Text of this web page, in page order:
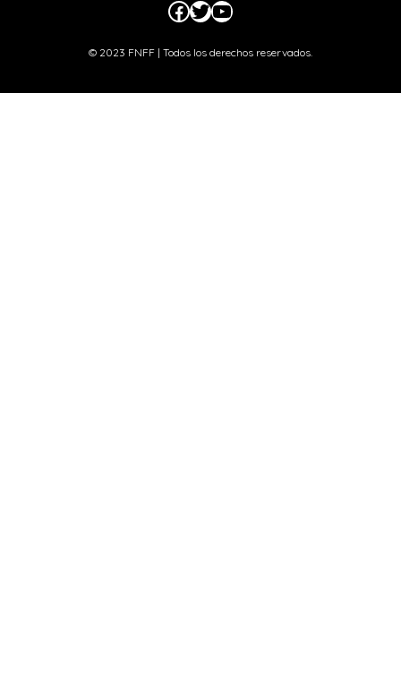
Facebook
Twitter
YouTube
© 2023 FNFF | Todos los derechos reservados.